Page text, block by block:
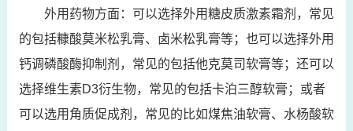
外用药物方面：可以选择外用糖皮质激素霜剂，常见
的包括糠酸莫米松乳膏、卤米松乳膏等；也可以选择外用
钙调磷酸酶抑制剂，常见的包括他克莫司软膏等；还可以
选择维生素D3衍生物，常见的包括卡泊三醇软膏；或者
可以选用角质促成剂，常见的比如煤焦油软膏、水杨酸软